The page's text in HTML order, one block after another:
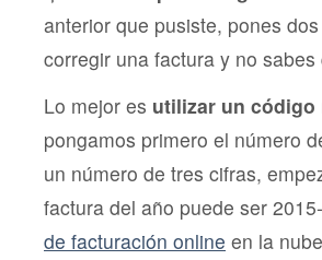
anterior que pusiste, pones
corregir una factura y no
Lo mejor es utilizar un
pongamos primero el número
un número de tres cifras,
factura del año puede ser
de facturación online en la